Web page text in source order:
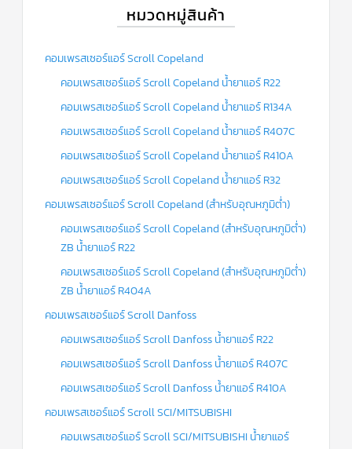
หมวดหมู่สินค้า
คอมเพรสเซอร์แอร์ Scroll Copeland
คอมเพรสเซอร์แอร์ Scroll Copeland น้ำยาแอร์ R22
คอมเพรสเซอร์แอร์ Scroll Copeland น้ำยาแอร์ R134A
คอมเพรสเซอร์แอร์ Scroll Copeland น้ำยาแอร์ R407C
คอมเพรสเซอร์แอร์ Scroll Copeland น้ำยาแอร์ R410A
คอมเพรสเซอร์แอร์ Scroll Copeland น้ำยาแอร์ R32
คอมเพรสเซอร์แอร์ Scroll Copeland (สำหรับอุณหภูมิต่ำ)
คอมเพรสเซอร์แอร์ Scroll Copeland (สำหรับอุณหภูมิต่ำ)
ZB น้ำยาแอร์ R22
คอมเพรสเซอร์แอร์ Scroll Copeland (สำหรับอุณหภูมิต่ำ)
ZB น้ำยาแอร์ R404A
คอมเพรสเซอร์แอร์ Scroll Danfoss
คอมเพรสเซอร์แอร์ Scroll Danfoss น้ำยาแอร์ R22
คอมเพรสเซอร์แอร์ Scroll Danfoss น้ำยาแอร์ R407C
คอมเพรสเซอร์แอร์ Scroll Danfoss น้ำยาแอร์ R410A
คอมเพรสเซอร์แอร์ Scroll SCI/MITSUBISHI
คอมเพรสเซอร์แอร์ Scroll SCI/MITSUBISHI น้ำยาแอร์